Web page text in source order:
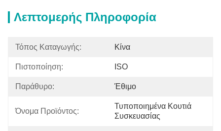
Λεπτομερής Πληροφορία
Τόπος Καταγωγής: Κίνα
Πιστοποίηση: ISO
Παράθυρο: Έθιμο
Όνομα Προϊόντος:
Τυποποιημένα Κουτιά
Συσκευασίας